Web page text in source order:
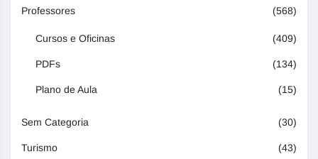
Professores (568)
Cursos e Oficinas (409)
PDFs (134)
Plano de Aula (15)
Sem Categoria (30)
Turismo (43)